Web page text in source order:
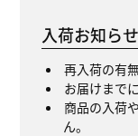
入荷お知ら
再入荷の有
お届けまで
商品の入荷
ん。